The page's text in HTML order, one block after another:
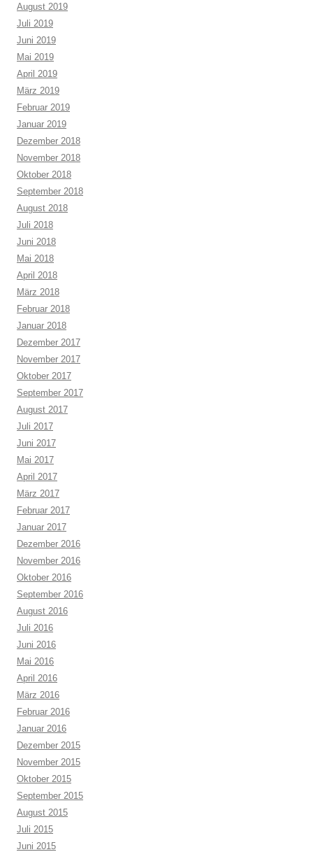
August 2019
Juli 2019
Juni 2019
Mai 2019
April 2019
März 2019
Februar 2019
Januar 2019
Dezember 2018
November 2018
Oktober 2018
September 2018
August 2018
Juli 2018
Juni 2018
Mai 2018
April 2018
März 2018
Februar 2018
Januar 2018
Dezember 2017
November 2017
Oktober 2017
September 2017
August 2017
Juli 2017
Juni 2017
Mai 2017
April 2017
März 2017
Februar 2017
Januar 2017
Dezember 2016
November 2016
Oktober 2016
September 2016
August 2016
Juli 2016
Juni 2016
Mai 2016
April 2016
März 2016
Februar 2016
Januar 2016
Dezember 2015
November 2015
Oktober 2015
September 2015
August 2015
Juli 2015
Juni 2015